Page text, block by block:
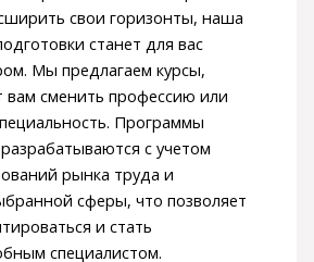
свои горизонты, наша
станет для вас
Мы предлагаем курсы,
вам сменить профессию или
Программы
с учетом
рынка труда и
сферы, что позволяет
и стать
специалистом.